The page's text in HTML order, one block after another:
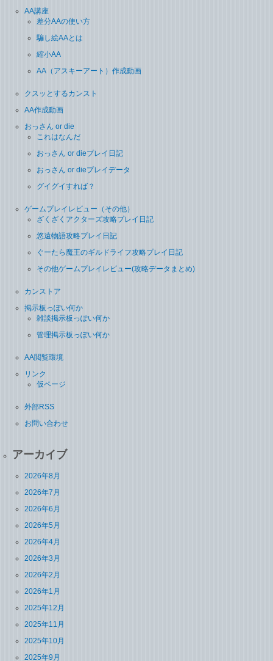
AA講座
差分AAの使い方
騙し絵AAとは
縮小AA
AA（アスキーアート）作成動画
クスッとするカンスト
AA作成動画
おっさん or die
これはなんだ
おっさん or dieプレイ日記
おっさん or dieプレイデータ
グイグイすれば？
ゲームプレイレビュー（その他）
ざくざくアクターズ攻略プレイ日記
悠遠物語攻略プレイ日記
ぐーたら魔王のギルドライフ攻略プレイ日記
その他ゲームプレイレビュー(攻略データまとめ)
カンストア
掲示板っぽい何か
雑談掲示板っぽい何か
管理掲示板っぽい何か
AA閲覧環境
リンク
仮ページ
外部RSS
お問い合わせ
アーカイブ
2026年8月
2026年7月
2026年6月
2026年5月
2026年4月
2026年3月
2026年2月
2026年1月
2025年12月
2025年11月
2025年10月
2025年9月